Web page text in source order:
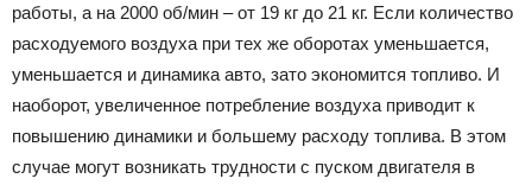
работы, а на 2000 об/мин – от 19 кг до 21 кг. Если количество
расходуемого воздуха при тех же оборотах уменьшается,
уменьшается и динамика авто, зато экономится топливо. И
наоборот, увеличенное потребление воздуха приводит к
повышению динамики и большему расходу топлива. В этом
случае могут возникать трудности с пуском двигателя в